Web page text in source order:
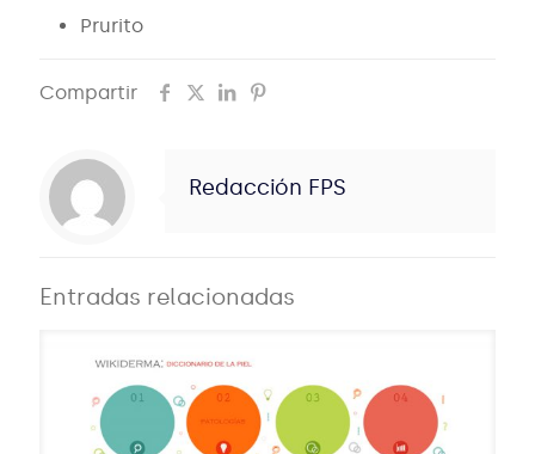
Prurito
Compartir
Redacción FPS
Entradas relacionadas